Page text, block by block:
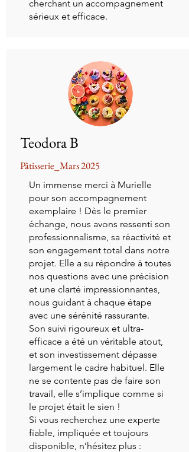
cherchant un accompagnement
sérieux et efficace.
Teodora B
Pâtisserie_Mars 2025
Un immense merci à Murielle
pour son accompagnement
exemplaire ! Dès le premier
échange, nous avons ressenti son
professionnalisme, sa réactivité et
son engagement total dans notre
projet. Elle a su répondre à toutes
nos questions avec une précision
et une clarté impressionnantes,
nous guidant à chaque étape
avec une sérénité rassurante.
Son suivi rigoureux et ultra-
efficace a été un véritable atout,
et son investissement dépasse
largement le cadre habituel. Elle
ne se contente pas de faire son
travail, elle s’implique comme si
le projet était le sien !
Si vous recherchez une experte
fiable, impliquée et toujours
disponible, n’hésitez plus :